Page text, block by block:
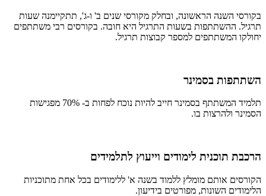
בקורסי השנה הראשונה, ובחלק מקורסי שנים ב' ו-ג', תתקיימנה שעות
תרגיל. ההשתתפות בשעות התרגיל היא חובה. בקורסים רבי משתתפים
יחולקו המשתתפים למספר קבוצות תרגיל.
השתתפות בסמינר
תלמיד המשתתף בסמינר חייב להיות נוכח לפחות ב- 70% מפגישות
הסמינר ולהרצות בו.
הרכבת תוכנית לימודים וייעוץ לתלמידים
הקורסים אותם מומלץ ללמוד בשנה א' ללימודים בכל אחת מתוכניות
הלימודים השונות, מפורטים בידיעון.